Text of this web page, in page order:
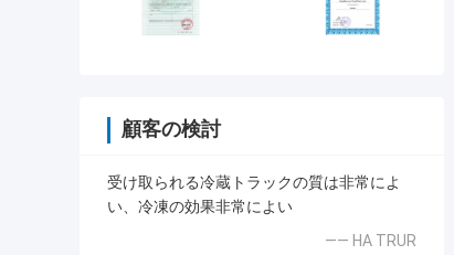
顧客の検討
受け取られる冷蔵トラックの質は非常によ
い、冷凍の効果非常によい
—— HA TRUR